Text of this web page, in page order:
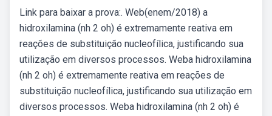
Link para baixar a prova:. Web(enem/2018) a
hidroxilamina (nh 2 oh) é extremamente reativa em
reações de substituição nucleofílica, justificando sua
utilização em diversos processos. Weba hidroxilamina
(nh 2 oh) é extremamente reativa em reações de
substituição nucleofílica, justificando sua utilização em
diversos processos. Weba hidroxilamina (nh 2 oh) é